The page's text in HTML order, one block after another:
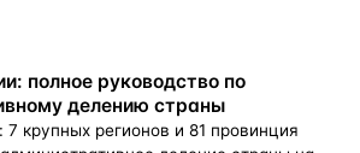
полное руководство по
делению страны
крупных регионов и 81 провинция